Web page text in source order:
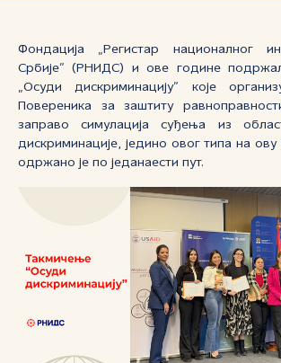
Фондација „Регистар националног
Србије” (РНИДС) и ове године
„Осуди дискриминацију” које
Повереника за заштиту
заправо симулација суђења из
дискриминације, једино овог типа на
одржано је по једанаести пут.